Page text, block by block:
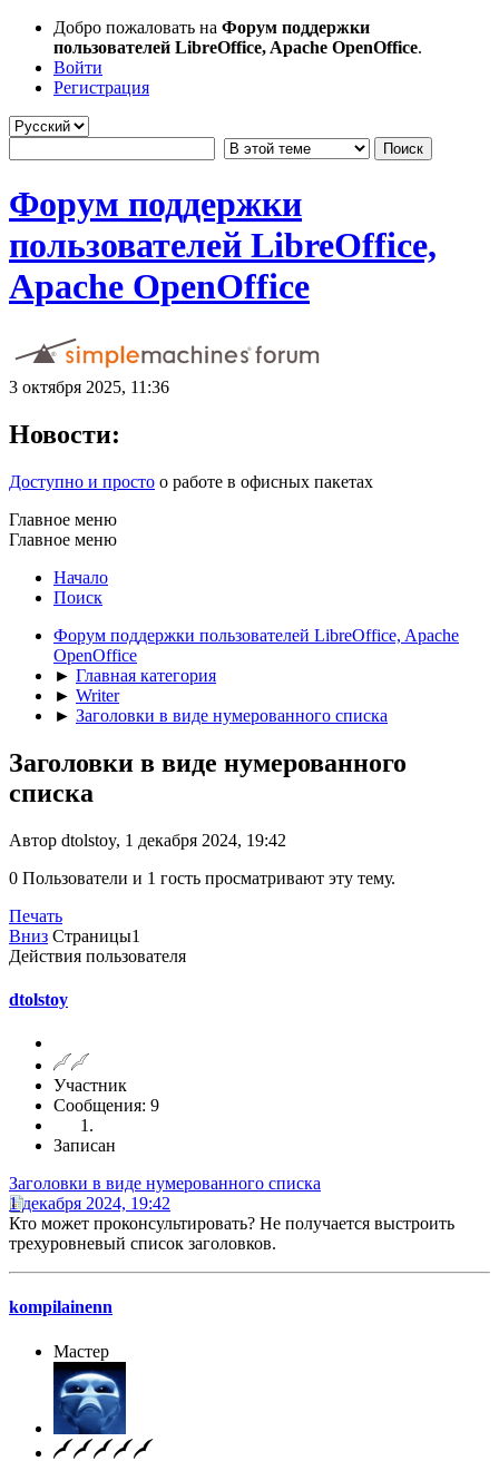
Добро пожаловать на Форум поддержки
пользователей LibreOffice, Apache OpenOffice.
Войти
Регистрация
Форум поддержки
пользователей LibreOffice,
Apache OpenOffice
3 октября 2025, 11:36
Новости:
Доступно и просто о работе в офисных пакетах
Главное меню
Главное меню
Начало
Поиск
Форум поддержки пользователей LibreOffice, Apache
OpenOffice
► Главная категория
► Writer
► Заголовки в виде нумерованного списка
Заголовки в виде нумерованного
списка
Автор dtolstoy, 1 декабря 2024, 19:42
0 Пользователи и 1 гость просматривают эту тему.
Печать
Вниз Страницы1
Действия пользователя
dtolstoy
Участник
Сообщения: 9
Записан
Заголовки в виде нумерованного списка
1 декабря 2024, 19:42
Кто может проконсультировать? Не получается выстроить
трехуровневый список заголовков.
kompilainenn
Мастер